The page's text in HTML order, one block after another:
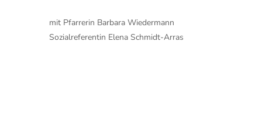
mit Pfarrerin Barbara Wiedermann
Sozialreferentin Elena Schmidt-Arras